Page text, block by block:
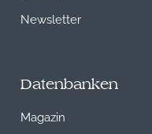
Newsletter
Datenbanken
Magazin